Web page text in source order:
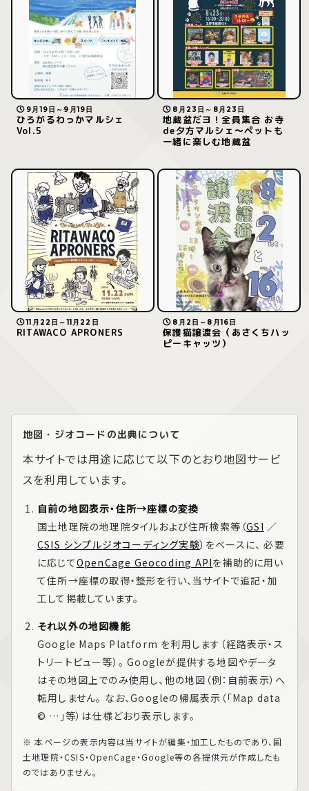
9月19日～9月19日
ひろがるわっかマルシェ
Vol.5
8月23日～8月23日
地蔵盆だヨ！全員集合 お寺
de夕方マルシェ～ペットも
一緒に楽しむ地蔵盆
11月22日～11月22日
RITAWACO APRONERS
8月2日～8月16日
保護猫譲渡会（あさくちハッ
ピーキャッツ）
地図・ジオコードの出典について
本サイトでは用途に応じて以下のとおり地図サービ
スを利用しています。
自前の地図表示・住所→座標の変換
国土地理院の地理院タイルおよび住所検索等（GSI ／
CSIS シンプルジオコーディング実験）をベースに、 必要
に応じてOpenCage Geocoding APIを補助的に用い
て住所→座標の取得・整形を行い、当サイトで追記・加
工して掲載しています。
それ以外の地図機能
Google Maps Platform を利用します（経路表示・ス
トリートビュー等）。 Googleが提供する地図やデータ
はその地図上でのみ使用し、他の地図（例：自前表示）へ
転用しません。 なお、Googleの帰属表示（「Map data
© …」等）は仕様どおり表示します。
※ 本ページの表示内容は当サイトが編集・加工したものであり、国
土地理院・CSIS・OpenCage・Google等の各提供元が作成したも
のではありません。